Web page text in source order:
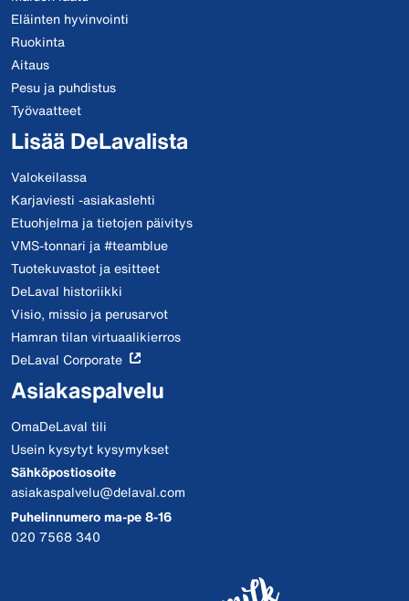
Eläinten hyvinvointi
Ruokinta
Aitaus
Pesu ja puhdistus
Työvaatteet
Lisää DeLavalista
Valokeilassa
Karjaviesti -asiakaslehti
Etuohjelma ja tietojen päivitys
VMS-tonnari ja #teamblue
Tuotekuvastot ja esitteet
DeLaval historiikki
Visio, missio ja perusarvot
Hamran tilan virtuaalikierros
DeLaval Corporate
Asiakaspalvelu
OmaDeLaval tili
Usein kysytyt kysymykset
Sähköpostiosoite
asiakaspalvelu@delaval.com
Puhelinnumero ma-pe 8-16
020 7568 340